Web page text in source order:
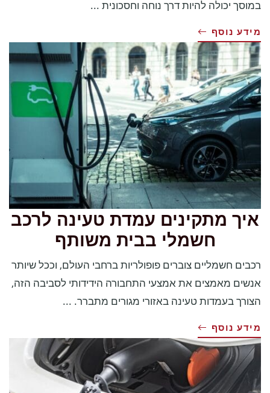
במוסך יכולה להיות דרך נוחה וחסכונית ...
מידע נוסף
איך מתקינים עמדת טעינה לרכב
חשמלי בבית משותף
רכבים חשמליים צוברים פופולריות ברחבי העולם, וככל שיותר
אנשים מאמצים את אמצעי התחבורה הידידותי לסביבה הזה,
הצורך בעמדות טעינה באזורי מגורים מתברר. ...
מידע נוסף